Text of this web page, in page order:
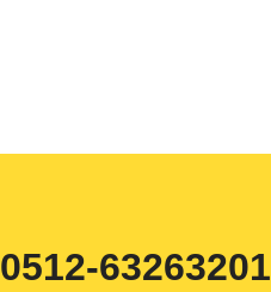
0512-63263201